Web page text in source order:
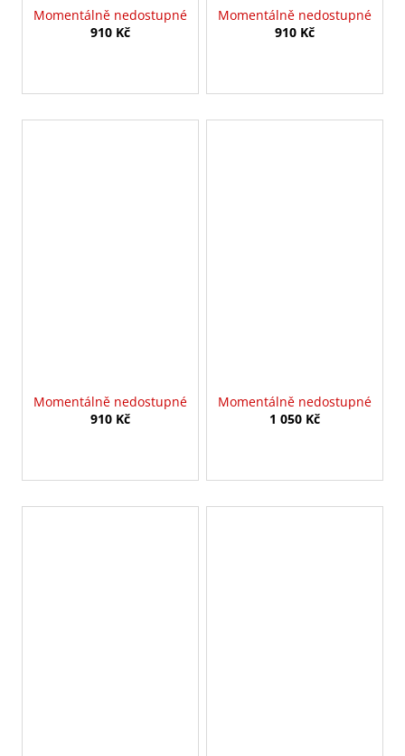
Momentálně nedostupné
910 Kč
Momentálně nedostupné
910 Kč
Momentálně nedostupné
910 Kč
Momentálně nedostupné
1 050 Kč